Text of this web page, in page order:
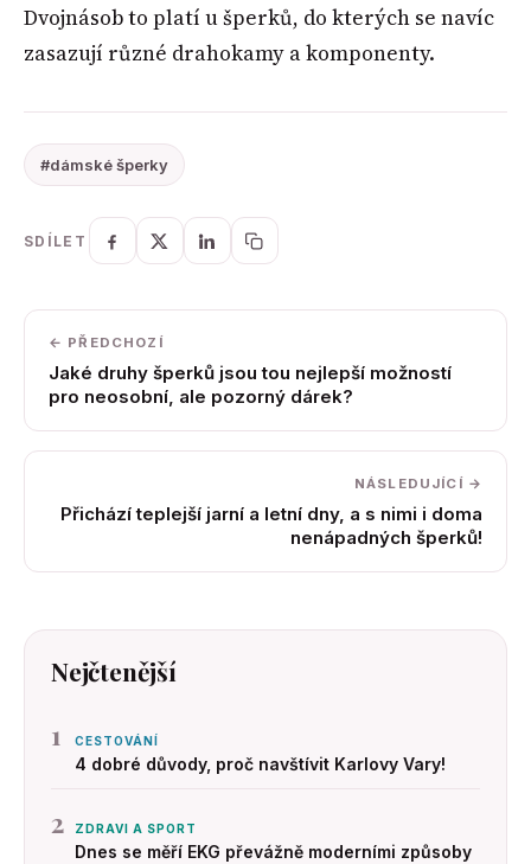
Dvojnásob to platí u šperků, do kterých se navíc
zasazují různé drahokamy a komponenty.
#dámské šperky
SDÍLET
← PŘEDCHOZÍ
Jaké druhy šperků jsou tou nejlepší možností
pro neosobní, ale pozorný dárek?
NÁSLEDUJÍCÍ →
Přichází teplejší jarní a letní dny, a s nimi i doma
nenápadných šperků!
Nejčtenější
1 CESTOVÁNÍ
4 dobré důvody, proč navštívit Karlovy Vary!
2 ZDRAVI A SPORT
Dnes se měří EKG převážně moderními způsoby